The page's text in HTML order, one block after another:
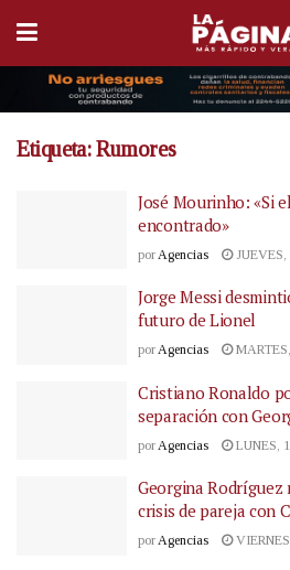
Etiqueta:Rumores
José Mourinho: «Si
encontrado»
por Agencias JUEVES,
Jorge Messi
futuro de Lionel
porAgencias
Cristiano Ronaldo
separación con
por Agencias LUNES,
Georgina Rodríguez
crisis de pareja con
porAgencias